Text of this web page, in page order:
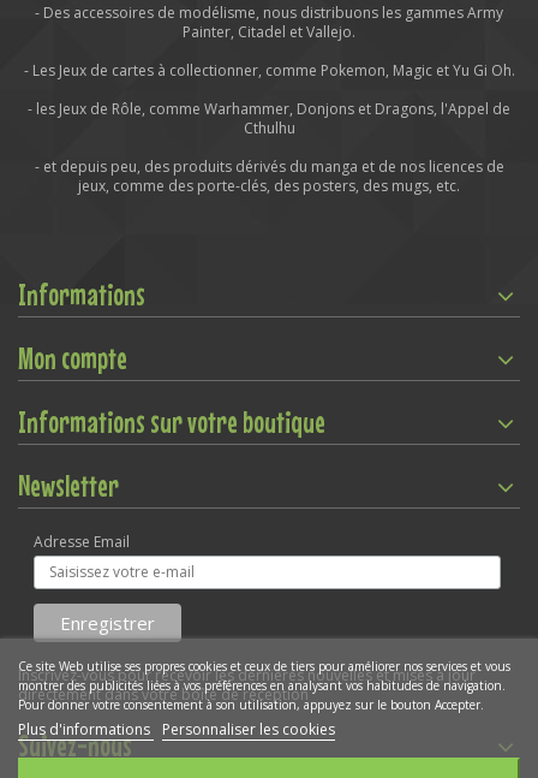
- Des accessoires de modélisme, nous distribuons les gammes Army
Painter, Citadel et Vallejo.
- Les Jeux de cartes à collectionner, comme Pokemon, Magic et Yu Gi Oh.
- les Jeux de Rôle, comme Warhammer, Donjons et Dragons, l'Appel de
Cthulhu
- et depuis peu, des produits dérivés du manga et de nos licences de
jeux, comme des porte-clés, des posters, des mugs, etc.
Informations
Mon compte
Informations sur votre boutique
Newsletter
Adresse Email
Inscrivez-vous pour recevoir les dernières nouvelles et mises à jour
directement dans votre boîte de réception
Suivez-nous
Ce site Web utilise ses propres cookies et ceux de tiers pour améliorer nos services et vous
montrer des publicités liées à vos préférences en analysant vos habitudes de navigation.
Pour donner votre consentement à son utilisation, appuyez sur le bouton Accepter.
Plus d'informations Personnaliser les cookies